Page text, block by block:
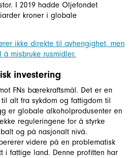
I 2019 hadde Oljefondet
kroner i globale
ikke direkte til avhengighet, men
misbruke rusmidler.
investering
FNs bærekraftsmål. Det er en
alt fra sykdom og fattigdom til
er globale alkoholprodusenter en
reguleringene for å styrke
og på nasjonalt nivå.
videre på en problematisk
i fattige land. Denne profitten har